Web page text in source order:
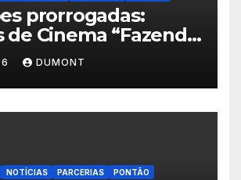
prorrogadas:
de Cinema “Fazendo
Filme” em
seguem abertas
maio
DUMONT
NOTÍCIAS PARCERIAS PONTÃO